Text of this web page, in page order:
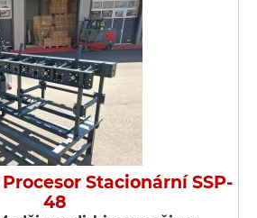
Stacionární SSP-
48